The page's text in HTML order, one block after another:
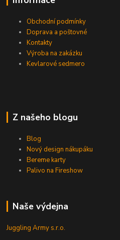
Obchodní podmínky
Doprava a poštovné
Kontakty
Výroba na zakázku
Kevlarové sedmero
Z našeho blogu
Blog
Nový design nákupáku
Bereme karty
Palivo na Fireshow
Naše výdejna
Juggling Army s.r.o.